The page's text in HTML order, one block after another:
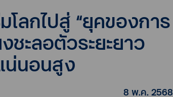
โลกไปสู่ “ยุคของการ
ชะลอตัวระยะยาว
น่นอนสูง
8 พ.ค. 2568